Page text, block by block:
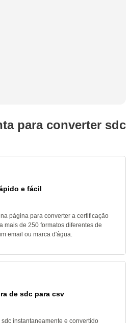
para converter sdc
e fácil
página para converter a certificação
mais de 250 formatos diferentes de
email ou marca d'água.
de sdc para csv
instantaneamente e convertido